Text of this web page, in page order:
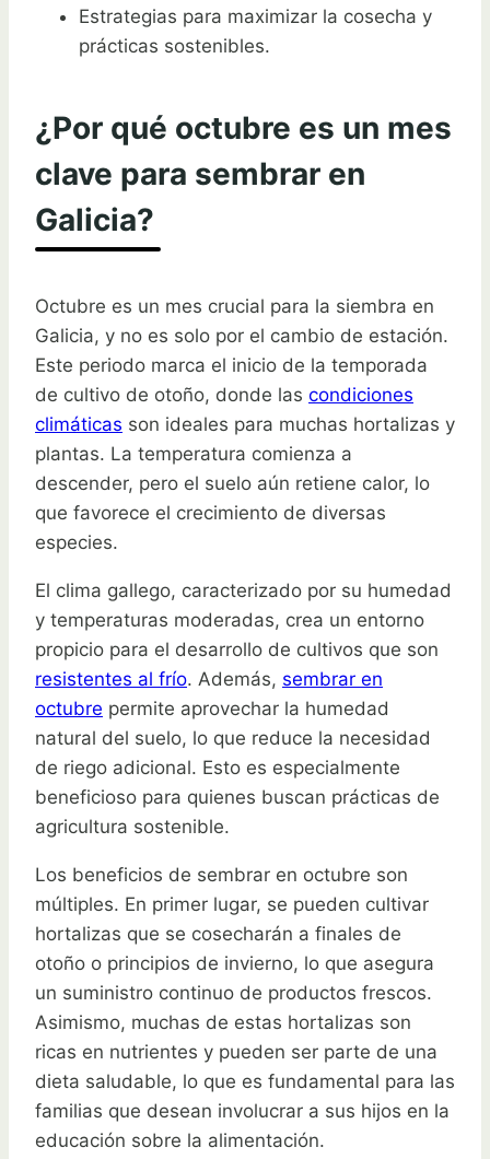
Estrategias para maximizar la cosecha y
prácticas sostenibles.
¿Por qué octubre es un mes
clave para sembrar en
Galicia?
Octubre es un mes crucial para la siembra en
Galicia, y no es solo por el cambio de estación.
Este periodo marca el inicio de la temporada
de cultivo de otoño, donde las condiciones
climáticas son ideales para muchas hortalizas y
plantas. La temperatura comienza a
descender, pero el suelo aún retiene calor, lo
que favorece el crecimiento de diversas
especies.
El clima gallego, caracterizado por su humedad
y temperaturas moderadas, crea un entorno
propicio para el desarrollo de cultivos que son
resistentes al frío. Además, sembrar en
octubre permite aprovechar la humedad
natural del suelo, lo que reduce la necesidad
de riego adicional. Esto es especialmente
beneficioso para quienes buscan prácticas de
agricultura sostenible.
Los beneficios de sembrar en octubre son
múltiples. En primer lugar, se pueden cultivar
hortalizas que se cosecharán a finales de
otoño o principios de invierno, lo que asegura
un suministro continuo de productos frescos.
Asimismo, muchas de estas hortalizas son
ricas en nutrientes y pueden ser parte de una
dieta saludable, lo que es fundamental para las
familias que desean involucrar a sus hijos en la
educación sobre la alimentación.